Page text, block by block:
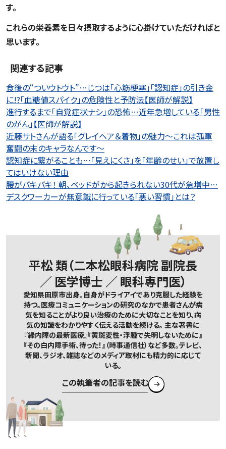
す。
これらの栄養素を日々摂取するように心掛けていただければと
思います。
関連する記事
食後の“ついウトウト”…じつは「心筋梗塞」「認知症」の引き金
に!?「血糖値スパイク」の危険性と予防法【医師が解説】
進行するまで「自覚症状ナシ」の恐怖…近年急増している「男性
のがん」【医師が解説】
近藤サトさんが語る「グレイヘア＆着物」の魅力～これは孤軍
奮闘の末のキャラなんです～
認知症に繋がることも…「見えにくさ」を「年齢のせい」で放置し
てはいけない理由
腰がバキバキ！ 朝、ベッドがから起きられない30代が急増中…
デスクワーカーが無意識に行っている「悪い習慣」とは？
平松 類（二本松眼科病院 副院長
／ 医学博士 ／ 眼科専門医）
愛知県田原市出身。自身がドライアイであり克服した経験を
持つ。医療コミュニケーションの研究のなかで患者さんが病
気を知ることがより良い治療のために大切なことを知り、病
気の知識をわかりやすく伝える活動を続ける。 主な著書に
『緑内障の最新医療』『黄斑変性・浮腫で失明しないために』
『その白内障手術、待った！』（時事通信社）など多数。テレビ、
新聞、ラジオ、雑誌などのメディア取材にも精力的に応じて
いる。
この執筆者の記事を読む